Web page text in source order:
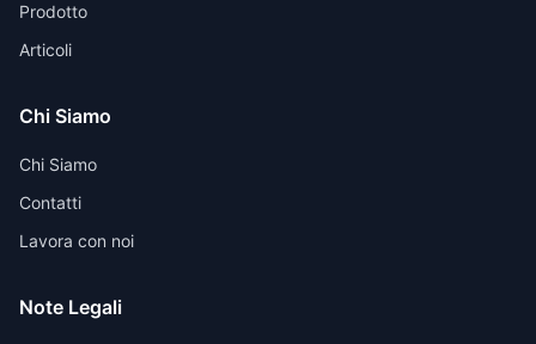
Prodotto
Articoli
Chi Siamo
Chi Siamo
Contatti
Lavora con noi
Note Legali